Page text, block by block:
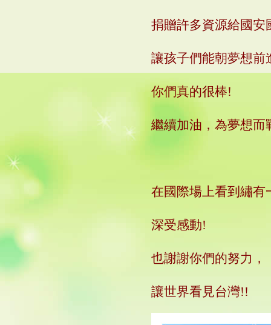
捐贈許多資源給國安
讓孩子們能朝夢想前
你們真的很棒!
繼續加油，為夢想而
在國際場上看到繡有
深受感動!
也謝謝你們的努力，
讓世界看見台灣!!